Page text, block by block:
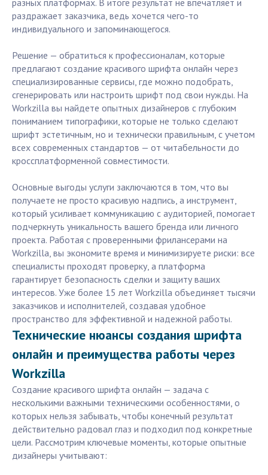
разных платформах. В итоге результат не впечатляет и
раздражает заказчика, ведь хочется чего-то
индивидуального и запоминающегося.
Решение — обратиться к профессионалам, которые
предлагают создание красивого шрифта онлайн через
специализированные сервисы, где можно подобрать,
сгенерировать или настроить шрифт под свои нужды. На
Workzilla вы найдете опытных дизайнеров с глубоким
пониманием типографики, которые не только сделают
шрифт эстетичным, но и технически правильным, с учетом
всех современных стандартов — от читабельности до
кроссплатформенной совместимости.
Основные выгоды услуги заключаются в том, что вы
получаете не просто красивую надпись, а инструмент,
который усиливает коммуникацию с аудиторией, помогает
подчеркнуть уникальность вашего бренда или личного
проекта. Работая с проверенными фрилансерами на
Workzilla, вы экономите время и минимизируете риски: все
специалисты проходят проверку, а платформа
гарантирует безопасность сделки и защиту ваших
интересов. Уже более 15 лет Workzilla объединяет тысячи
заказчиков и исполнителей, создавая удобное
пространство для эффективной и надежной работы.
Технические нюансы создания шрифта
онлайн и преимущества работы через
Workzilla
Создание красивого шрифта онлайн — задача с
несколькими важными техническими особенностями, о
которых нельзя забывать, чтобы конечный результат
действительно радовал глаз и подходил под конкретные
цели. Рассмотрим ключевые моменты, которые опытные
дизайнеры учитывают: